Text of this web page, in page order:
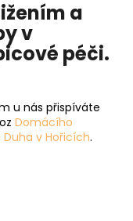
a
v
péči.
u nás přispíváte
Domácího
v Hořicích.